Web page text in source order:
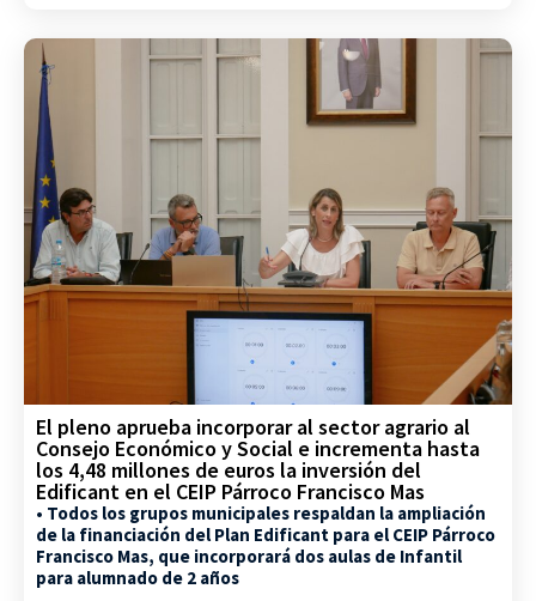
El pleno aprueba incorporar al sector agrario al
Consejo Económico y Social e incrementa hasta
los 4,48 millones de euros la inversión del
Edificant en el CEIP Párroco Francisco Mas
• Todos los grupos municipales respaldan la ampliación
de la financiación del Plan Edificant para el CEIP Párroco
Francisco Mas, que incorporará dos aulas de Infantil
para alumnado de 2 años